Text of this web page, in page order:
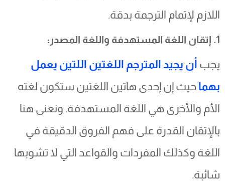
اللازم لإتمام الترجمة بدقة.
يجبأن يجيد المترجم اللغتين اللتين يعمل
بهماحيث إن إحدى هاتين اللغتين ستكون لغته
الأم والأخرى هي اللغة المستهدفة. ونعنى هنا
بالإتقان القدرة على فهم الفروق الدقيقة في
اللغة وكذلك المفردات والقواعد التي لا تشوبها
شائبة.